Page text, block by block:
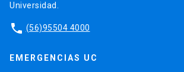
Universidad.
phone (56)95504 4000
EMERGENCIAS UC